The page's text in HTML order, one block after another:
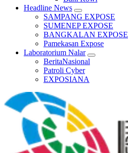
Headline News
SAMPANG EXPOSE
SUMENEP EXPOSE
BANGKALAN EXPOSE
Pamekasan Expose
Laboratorium Nalar
BeritaNasional
Patroli Cyber
EXPOSIANA